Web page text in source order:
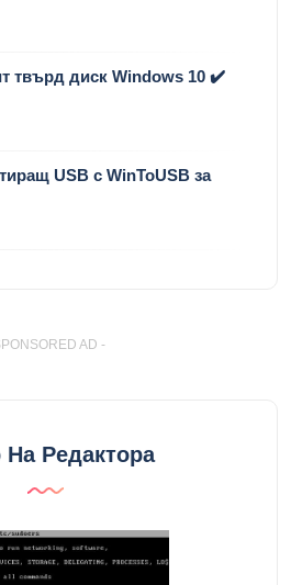
твърд диск Windows 10 ✔️
USB с WinToUSB за
AD -
На Редактора